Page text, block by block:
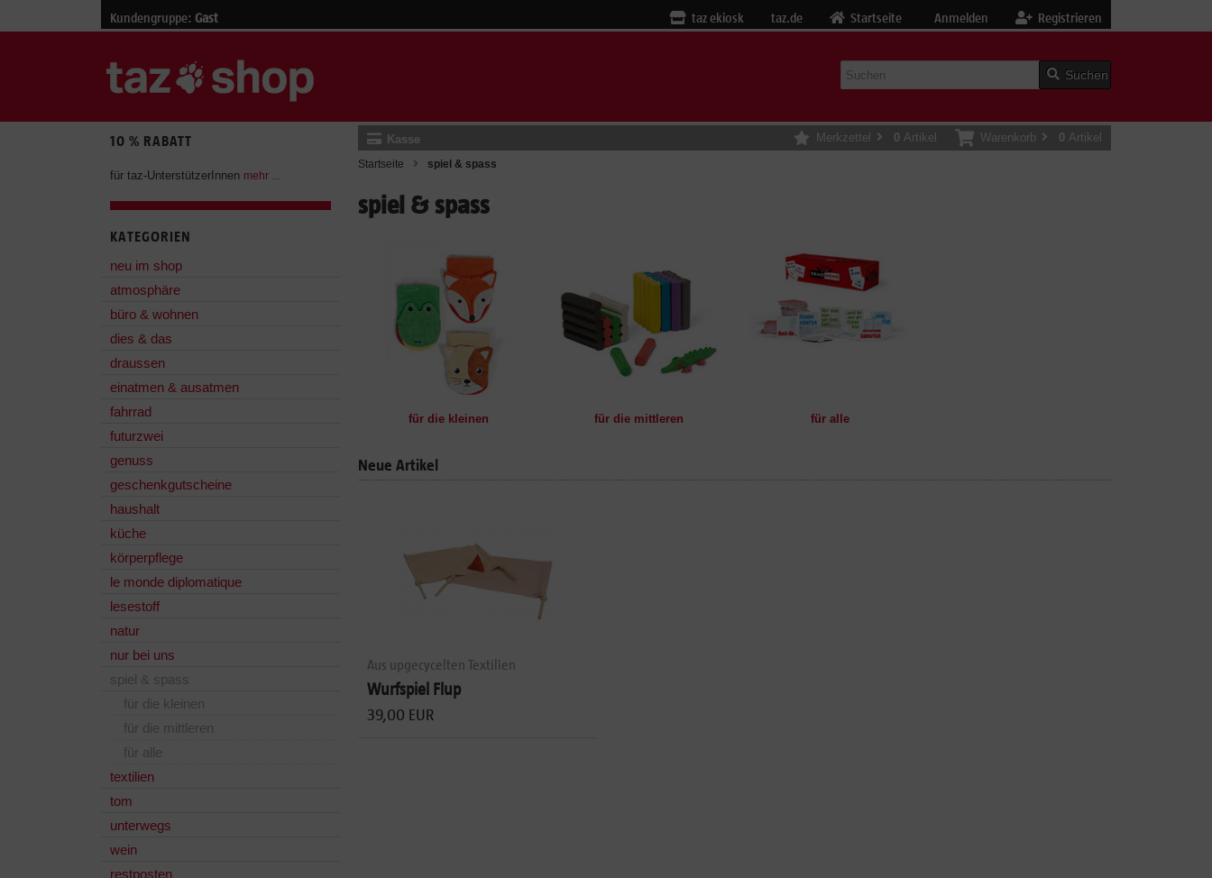
Kundengruppe: Gast Registrieren
Anmelden
Startseite
taz.de
taz ekiosk
Suchen
Kasse Warenkorb 0 Artikel
Merkzettel 0 Artikel
Startseite spiel & spass
spiel & spass
für die kleinen für die mittleren für alle
Neue Artikel
Aus upgecycelten Textilien
Wurfspiel Flup
39,00 EUR
10 % RABATT
für taz-UnterstützerInnen mehr ...
KATEGORIEN
neu im shop
atmosphäre
büro & wohnen
dies & das
draussen
einatmen & ausatmen
fahrrad
futurzwei
genuss
geschenkgutscheine
haushalt
küche
körperpflege
le monde diplomatique
lesestoff
natur
nur bei uns
spiel & spass
für die kleinen
für die mittleren
für alle
textilien
tom
unterwegs
wein
restposten